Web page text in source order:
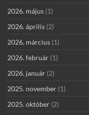
2026. május (1)
2026. április (2)
2026. március (1)
2026. február (1)
2026. január (2)
2025. november (1)
2025. október (2)